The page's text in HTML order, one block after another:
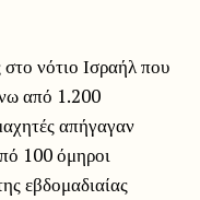
νότιο Ισραήλ που
από 1.200
απήγαγαν
100 όμηροι
εβδομαδιαίας